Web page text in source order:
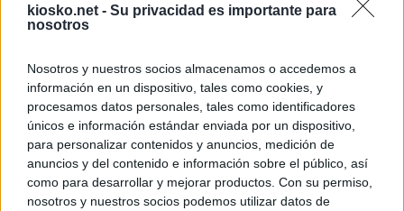
kiosko.net - Su privacidad es importante para
nosotros
Nosotros y nuestros socios almacenamos o accedemos a
información en un dispositivo, tales como cookies, y
procesamos datos personales, tales como identificadores
únicos e información estándar enviada por un dispositivo,
para personalizar contenidos y anuncios, medición de
anuncios y del contenido e información sobre el público, así
como para desarrollar y mejorar productos. Con su permiso,
nosotros y nuestros socios podemos utilizar datos de